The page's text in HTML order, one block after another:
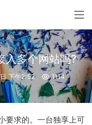
入多个网站吗?
下午2:52 1114
要求的。一台独享上可